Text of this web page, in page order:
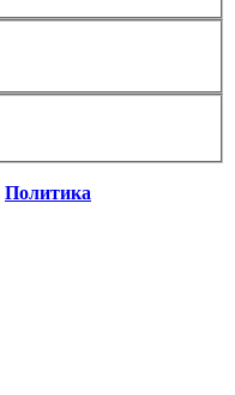
Политика